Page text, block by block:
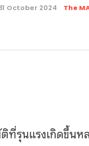
October 2024 The
รุนแรงเกิดขึ้นห